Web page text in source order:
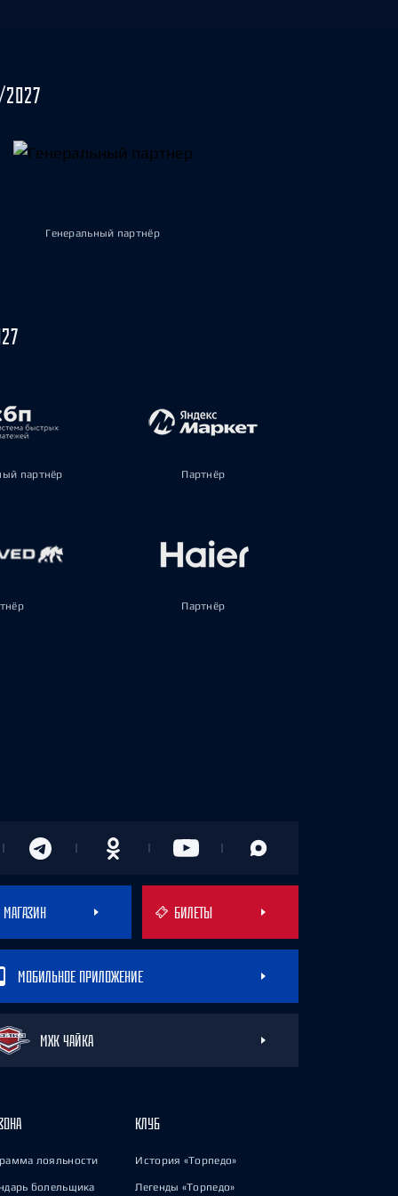
Генеральный партнёр
партнёр Партнёр
Партнёр
МАГАЗИН БИЛЕТЫ
МОБИЛЬНОЕ ПРИЛОЖЕНИЕ
МХК ЧАЙКА
лояльности
болельщика
КЛУБ
История «Торпедо»
Легенды «Торпедо»